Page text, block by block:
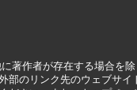
著作者が存在する場合を
部のリンク先のウェブサ